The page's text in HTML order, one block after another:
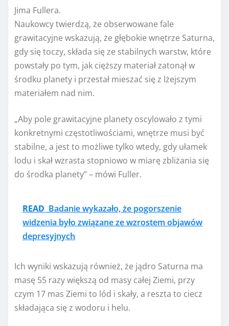
Jima Fullera.
Naukowcy twierdzą, że obserwowane fale
grawitacyjne wskazują, że głębokie wnętrze Saturna,
gdy się toczy, składa się ze stabilnych warstw, które
powstały po tym, jak cięższy materiał zatonął w
środku planety i przestał mieszać się z lżejszym
materiałem nad nim.
„Aby pole grawitacyjne planety oscylowało z tymi
konkretnymi częstotliwościami, wnętrze musi być
stabilne, a jest to możliwe tylko wtedy, gdy ułamek
lodu i skał wzrasta stopniowo w miarę zbliżania się
do środka planety” – mówi Fuller.
READ Badanie wykazało, że pogorszenie
widzenia było związane ze wzrostem objawów
depresyjnych
Ich wyniki wskazują również, że jądro Saturna ma
masę 55 razy większą od masy całej Ziemi, przy
czym 17 mas Ziemi to lód i skały, a reszta to ciecz
składająca się z wodoru i helu.